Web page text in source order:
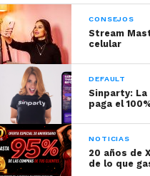
Ellos la conocen como
verdadero nombre sea
años. Es una de las
dedican al negocio
en Colombia.
Lea también:
diariamente dos mil
Kasandra dice ser
CONSEJOS
Stream
celular
DEFAULT
Sinparty:
paga el
NOTICIAS
20 años de
de lo que